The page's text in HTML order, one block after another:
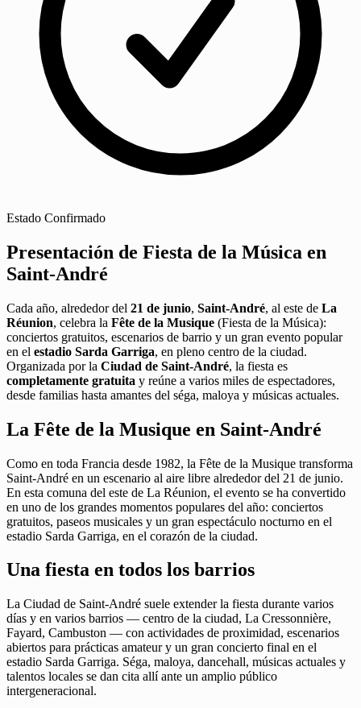
Estado Confirmado
Presentación de Fiesta de la Música en
Saint-André
Cada año, alrededor del 21 de junio, Saint-André, al este de La
Réunion, celebra la Fête de la Musique (Fiesta de la Música):
conciertos gratuitos, escenarios de barrio y un gran evento popular
en el estadio Sarda Garriga, en pleno centro de la ciudad.
Organizada por la Ciudad de Saint-André, la fiesta es
completamente gratuita y reúne a varios miles de espectadores,
desde familias hasta amantes del séga, maloya y músicas actuales.
La Fête de la Musique en Saint-André
Como en toda Francia desde 1982, la Fête de la Musique transforma
Saint-André en un escenario al aire libre alrededor del 21 de junio.
En esta comuna del este de La Réunion, el evento se ha convertido
en uno de los grandes momentos populares del año: conciertos
gratuitos, paseos musicales y un gran espectáculo nocturno en el
estadio Sarda Garriga, en el corazón de la ciudad.
Una fiesta en todos los barrios
La Ciudad de Saint-André suele extender la fiesta durante varios
días y en varios barrios — centro de la ciudad, La Cressonnière,
Fayard, Cambuston — con actividades de proximidad, escenarios
abiertos para prácticas amateur y un gran concierto final en el
estadio Sarda Garriga. Séga, maloya, dancehall, músicas actuales y
talentos locales se dan cita allí ante un amplio público
intergeneracional.